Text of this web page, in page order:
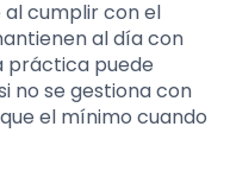
al cumplir con el
al día con
práctica puede
no se gestiona con
el mínimo cuando